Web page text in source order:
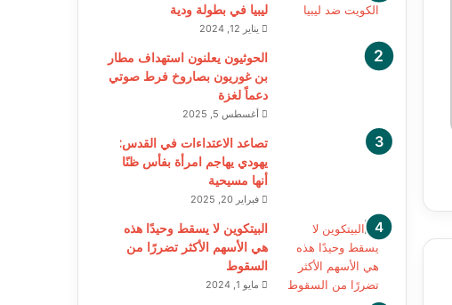
ليبيا في بطولة ودية
يناير 12, 2024
الحوثيون يعلنون استهداف مطار
بن غوريون بصاروخ فرط صوتي
دعماً لغزة
أغسطس 5, 2025
تصاعد الاعتداءات في القدس:
يهودي يهاجم امرأة بفأس ظنًا
أنها مسيحية
فبراير 20, 2025
البيتكوين لا يسقط وحيدًا هذه
هي الأسهم الأكثر تضررًا من
السقوط
مايو 1, 2024